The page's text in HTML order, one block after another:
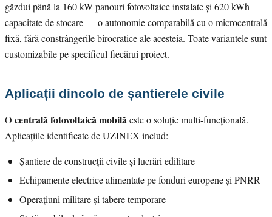
găzdui până la 160 kW panouri fotovoltaice instalate și 620 kWh
capacitate de stocare — o autonomie comparabilă cu o microcentrală
fixă, fără constrângerile birocratice ale acesteia. Toate variantele sunt
customizabile pe specificul fiecărui proiect.
Aplicații dincolo de șantierele civile
O centrală fotovoltaică mobilăeste o soluție multi-funcțională.
Aplicațiile identificate de UZINEX includ:
Șantiere de construcții civile și lucrări edilitare
Echipamente electrice alimentate pe fonduri europene și PNRR
Operațiuni militare și tabere temporare